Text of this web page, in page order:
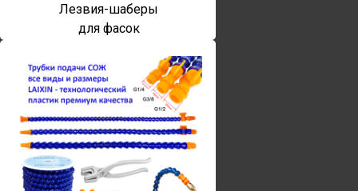
Лезвия-шаберы
для фасок